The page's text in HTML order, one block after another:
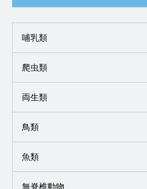
哺乳類
爬虫類
両生類
鳥類
魚類
無脊椎動物